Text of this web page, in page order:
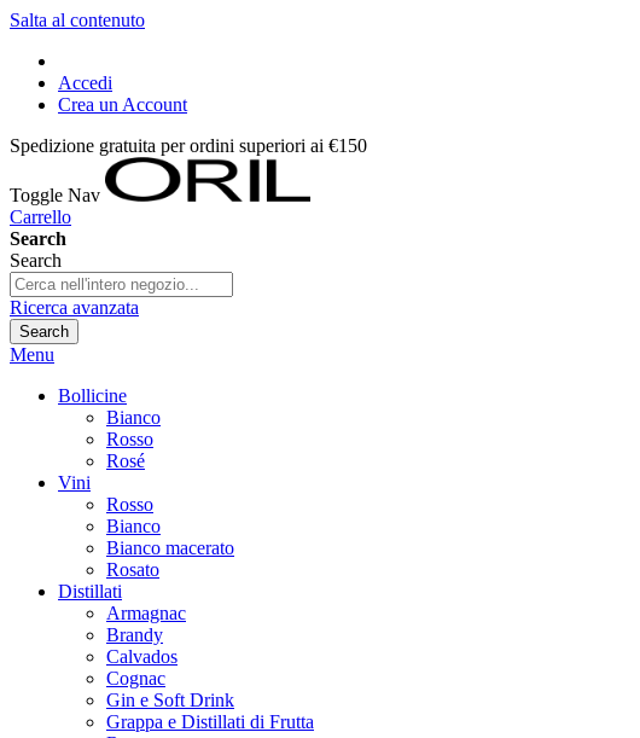
Salta al contenuto
Accedi
Crea un Account
Spedizione gratuita per ordini superiori ai €150
Toggle Nav
Carrello
Search
Search
Ricerca avanzata
Search
Menu
Bollicine
Bianco
Rosso
Rosé
Vini
Rosso
Bianco
Bianco macerato
Rosato
Distillati
Armagnac
Brandy
Calvados
Cognac
Gin e Soft Drink
Grappa e Distillati di Frutta